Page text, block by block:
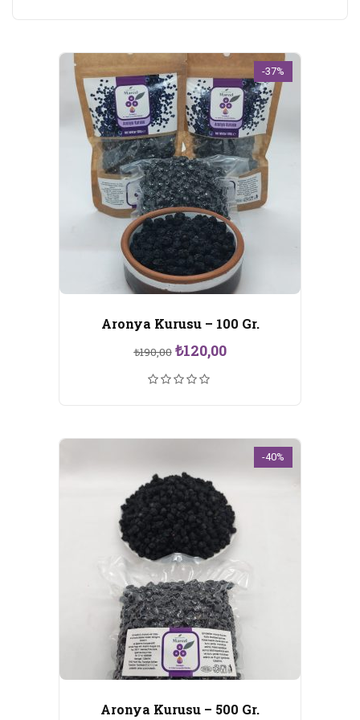
-37%
Aronya Kurusu – 100 Gr.
₺190,00 Orijinal
fiyat:
₺190,00.
₺120,00Şu
-40%
Aronya Kurusu – 500 Gr.